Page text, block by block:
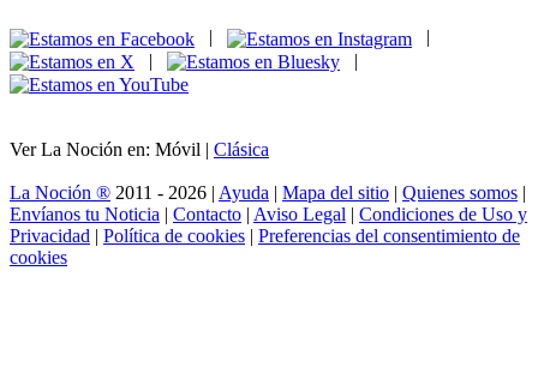
|
|
Ver La Noción en: Móvil | Clásica
La Noción ® 2011 - 2026 | Ayuda | Mapa del sitio | Quienes somos |
Envíanos tu Noticia | Contacto | Aviso Legal | Condiciones de Uso y
Privacidad | Política de cookies | Preferencias del consentimiento de
cookies